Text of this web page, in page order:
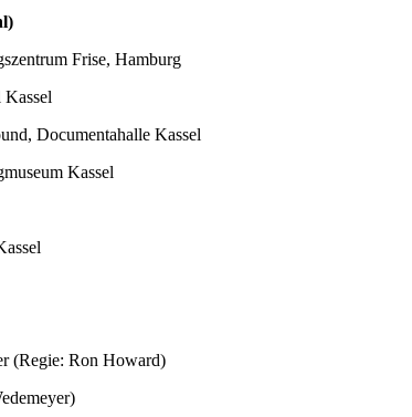
Frise, Hamburg
Documentahalle Kassel
Kassel
(Regie: Ron Howard)